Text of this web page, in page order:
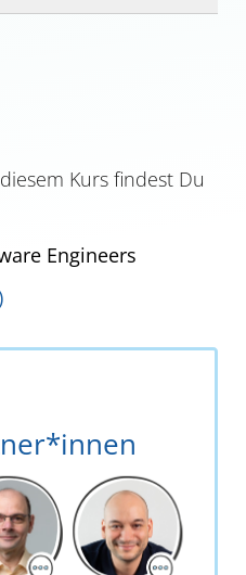
Kurs findest Du
Engineers